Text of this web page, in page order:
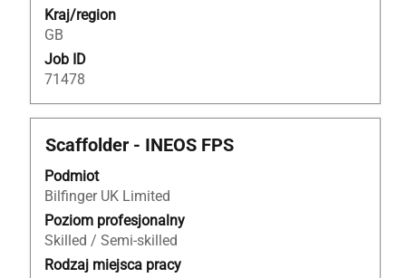
Kraj/region
GB
Job ID
71478
Tytuł
Scaffolder - INEOS FPS
Podmiot
Bilfinger UK Limited
Poziom profesjonalny
Skilled / Semi-skilled
Rodzaj miejsca pracy
Zaznacz
pomocą
spacji,
aby
wyświetlić
pełną